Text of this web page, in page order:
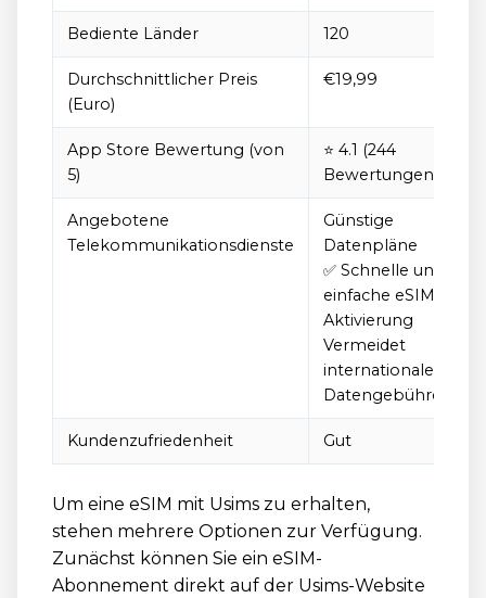
Bediente Länder 120
Durchschnittlicher Preis
(Euro)
€19,99
App Store Bewertung (von
5)
⭐️ 4.1 (244
Bewertungen)
Angebotene
Telekommunikationsdienste
Günstige
Datenpläne
✅ Schnelle und
einfache eSIM-
Aktivierung
Vermeidet
internationale
Datengebühren
Kundenzufriedenheit Gut
Um eine eSIM mit Usims zu erhalten,
stehen mehrere Optionen zur Verfügung.
Zunächst können Sie ein eSIM-
Abonnement direkt auf der Usims-Website